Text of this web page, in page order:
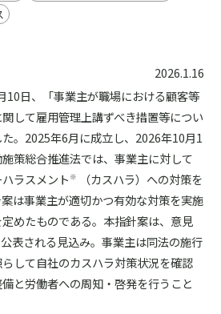
2026.1.16
10日、「事業主が職場における顧客等
して雇用管理上講ずべき措置等につい
。2025年6月に成立し、2026年10月1
策総合推進法では、事業主に対して
ラスメント ※
（カスハラ）への対策を
は事業主が適切かつ有効な対策を実施
めたものである。本指針案は、意見
表される見込み。事業主は同法の施行
して自社のカスハラ対策状況を確認
と労働者への周知・啓発を行うこと